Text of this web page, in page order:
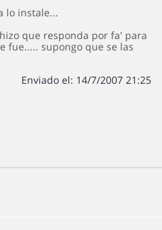
lo instale...
que responda por fa' para
fue..... supongo que se las
Enviado el: 14/7/2007 21:25